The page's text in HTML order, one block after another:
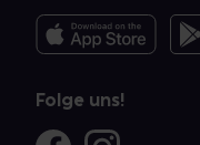
Folge uns!